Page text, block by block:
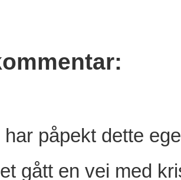
har påpekt dette
gått en vei med